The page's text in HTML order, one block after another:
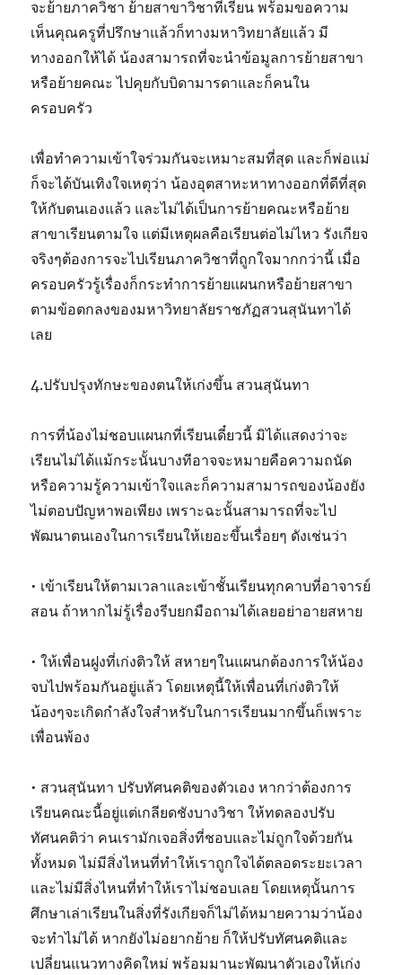
จะย้ายภาควิชา ย้ายสาขาวิชาที่เรียน พร้อมขอความ
เห็นคุณครูที่ปรึกษาแล้วก็ทางมหาวิทยาลัยแล้ว มี
ทางออกให้ได้ น้องสามารถที่จะนำข้อมูลการย้ายสาขา
หรือย้ายคณะ ไปคุยกับบิดามารดาและก็คนใน
ครอบครัว
เพื่อทำความเข้าใจร่วมกันจะเหมาะสมที่สุด และก็พ่อแม่
ก็จะได้บันเทิงใจเหตุว่า น้องอุตสาหะหาทางออกที่ดีที่สุด
ให้กับตนเองแล้ว และไม่ได้เป็นการย้ายคณะหรือย้าย
สาขาเรียนตามใจ แต่มีเหตุผลคือเรียนต่อไม่ไหว รังเกียจ
จริงๆต้องการจะไปเรียนภาควิชาที่ถูกใจมากกว่านี้ เมื่อ
ครอบครัวรู้เรื่องก็กระทำการย้ายแผนกหรือย้ายสาขา
ตามข้อตกลงของมหาวิทยาลัยราชภัฏสวนสุนันทาได้
เลย
4.ปรับปรุงทักษะของตนให้เก่งขึ้น สวนสุนันทา
การที่น้องไม่ชอบแผนกที่เรียนเดี๋ยวนี้ มิได้แสดงว่าจะ
เรียนไม่ได้แม้กระนั้นบางทีอาจจะหมายคือความถนัด
หรือความรู้ความเข้าใจและก็ความสามารถของน้องยัง
ไม่ตอบปัญหาพอเพียง เพราะฉะนั้นสามารถที่จะไป
พัฒนาตนเองในการเรียนให้เยอะขึ้นเรื่อยๆ ดังเช่นว่า
• เข้าเรียนให้ตามเวลาและเข้าชั้นเรียนทุกคาบที่อาจารย์
สอน ถ้าหากไม่รู้เรื่องรีบยกมือถามได้เลยอย่าอายสหาย
• ให้เพื่อนฝูงที่เก่งติวให้ สหายๆในแผนกต้องการให้น้อง
จบไปพร้อมกันอยู่แล้ว โดยเหตุนี้ให้เพื่อนที่เก่งติวให้
น้องๆจะเกิดกำลังใจสำหรับในการเรียนมากขึ้นก็เพราะ
เพื่อนพ้อง
• สวนสุนันทา ปรับทัศนคติของตัวเอง หากว่าต้องการ
เรียนคณะนี้อยู่แต่เกลียดชังบางวิชา ให้ทดลองปรับ
ทัศนคติว่า คนเรามักเจอสิ่งที่ชอบและไม่ถูกใจด้วยกัน
ทั้งหมด ไม่มีสิ่งไหนที่ทำให้เราถูกใจได้ตลอดระยะเวลา
และไม่มีสิ่งไหนที่ทำให้เราไม่ชอบเลย โดยเหตุนั้นการ
ศึกษาเล่าเรียนในสิ่งที่รังเกียจก็ไม่ได้หมายความว่าน้อง
จะทำไม่ได้ หากยังไม่อยากย้าย ก็ให้ปรับทัศนคติและ
เปลี่ยนแนวทางคิดใหม่ พร้อมมานะพัฒนาตัวเองให้เก่ง